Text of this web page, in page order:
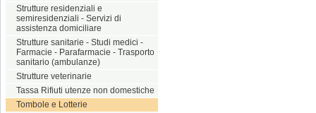
Strutture residenziali e
semiresidenziali - Servizi di
assistenza domiciliare
Strutture sanitarie - Studi medici -
Farmacie - Parafarmacie - Trasporto
sanitario (ambulanze)
Strutture veterinarie
Tassa Rifiuti utenze non domestiche
Tombole e Lotterie